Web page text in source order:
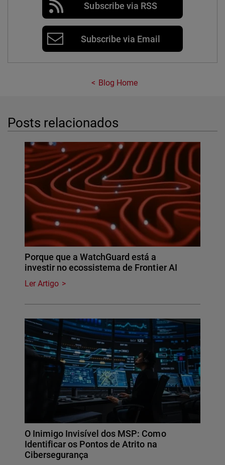
Subscribe via RSS
Subscribe via Email
Blog Home
Posts relacionados
Porque que a WatchGuard está a
investir no ecossistema de Frontier AI
Ler Artigo
O Inimigo Invisível dos MSP: Como
Identificar os Pontos de Atrito na
Cibersegurança